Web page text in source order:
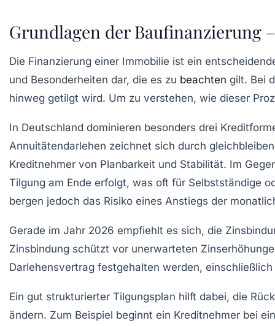
Grundlagen der Baufinanzierung
Die Finanzierung einer Immobilie ist ein
und Besonderheiten dar, die es zu beachten gilt. Bei
hinweg getilgt wird. Um zu verstehen, wie dieser
In Deutschland dominieren besonders drei
Annuitätendarlehen zeichnet sich durch
Kreditnehmer von Planbarkeit und Stabilität. Im
Tilgung am Ende erfolgt, was oft für Selbstständige
bergen jedoch das Risiko eines Anstiegs der
Gerade im Jahr 2026 empfiehlt es sich, die
Zinsbindung schützt vor unerwarteten
Darlehensvertrag festgehalten werden,
Ein gut strukturierter Tilgungsplan hilft dabei, die
ändern. Zum Beispiel beginnt ein Kreditnehmer bei